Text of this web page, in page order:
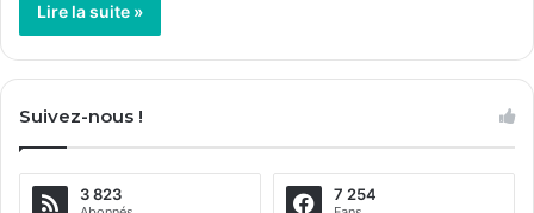
Lire la suite »
Suivez-nous !
3 823 7 254